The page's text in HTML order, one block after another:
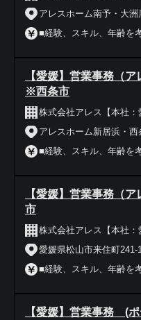
アレスホーム南予・大
■経験、スキル、年齢を
【愛媛】営業事務（
※西条市
株式会社アレス【本社：
アレスホーム新居浜・
■経験、スキル、年齢を
【愛媛】営業事務（
市
株式会社アレス【本社：
愛媛県松山市来住町241-1
■経験、スキル、年齢を
【愛媛】営業事務 (